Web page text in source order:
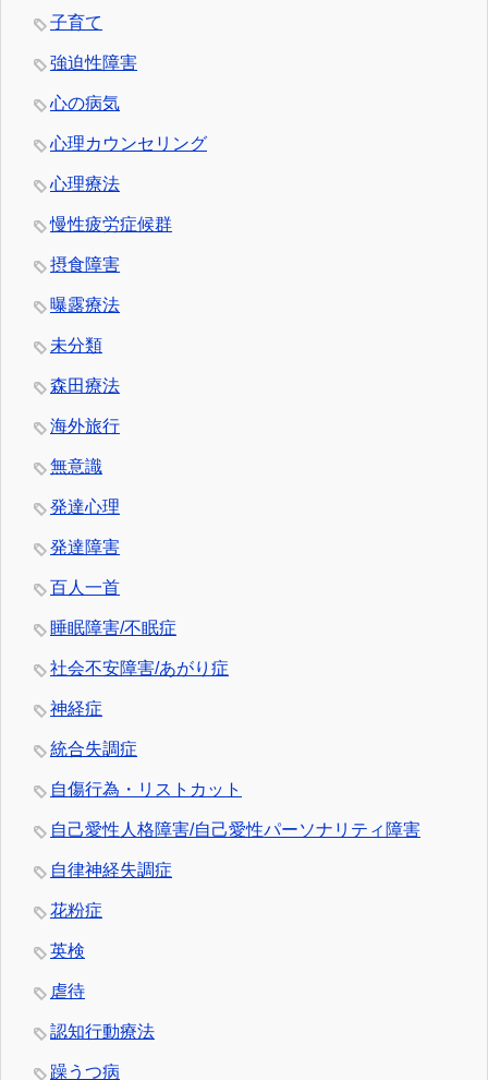
子育て
強迫性障害
心の病気
心理カウンセリング
心理療法
慢性疲労症候群
摂食障害
曝露療法
未分類
森田療法
海外旅行
無意識
発達心理
発達障害
百人一首
睡眠障害/不眠症
社会不安障害/あがり症
神経症
統合失調症
自傷行為・リストカット
自己愛性人格障害/自己愛性パーソナリティ障害
自律神経失調症
花粉症
英検
虐待
認知行動療法
躁うつ病